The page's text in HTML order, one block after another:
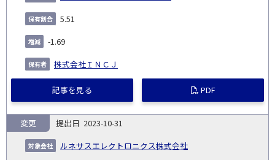
5.51
-1.69
株式会社ＩＮＣＪ
記事を見る PDF
2023-10-31
ルネサスエレクトロニクス株式会社
変更